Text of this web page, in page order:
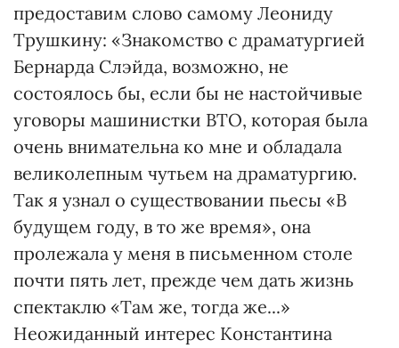
предоставим слово самому Леониду
Трушкину: «Знакомство с драматургией
Бернарда Слэйда, возможно, не
состоялось бы, если бы не настойчивые
уговоры машинистки ВТО, которая была
очень внимательна ко мне и обладала
великолепным чутьем на драматургию.
Так я узнал о существовании пьесы «В
будущем году, в то же время», она
пролежала у меня в письменном столе
почти пять лет, прежде чем дать жизнь
спектаклю «Там же, тогда же...»
Неожиданный интерес Константина